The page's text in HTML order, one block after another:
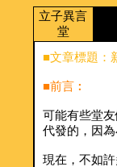
立子異言
堂
■文章標題：
■前言︰
可能有些堂
代發的，因
現在，不如